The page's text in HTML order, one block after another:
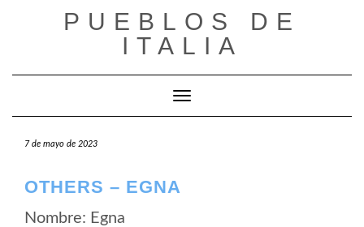
PUEBLOS DE
ITALIA
Cambiar modo de navegación
7 de mayo de 2023
OTHERS – EGNA
Nombre: Egna